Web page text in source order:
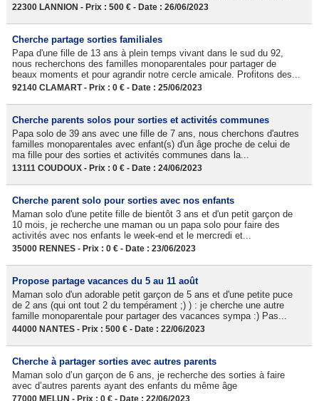
22300 LANNION - Prix : 500 € - Date : 26/06/2023
Cherche partage sorties familiales
Papa d'une fille de 13 ans à plein temps vivant dans le sud du 92,
nous recherchons des familles monoparentales pour partager de
beaux moments et pour agrandir notre cercle amicale. Profitons des...
92140 CLAMART - Prix : 0 € - Date : 25/06/2023
Cherche parents solos pour sorties et activités communes
Papa solo de 39 ans avec une fille de 7 ans, nous cherchons d'autres
familles monoparentales avec enfant(s) d'un âge proche de celui de
ma fille pour des sorties et activités communes dans la...
13111 COUDOUX - Prix : 0 € - Date : 24/06/2023
Cherche parent solo pour sorties avec nos enfants
Maman solo d'une petite fille de bientôt 3 ans et d'un petit garçon de
10 mois, je recherche une maman ou un papa solo pour faire des
activités avec nos enfants le week-end et le mercredi et...
35000 RENNES - Prix : 0 € - Date : 23/06/2023
Propose partage vacances du 5 au 11 août
Maman solo d'un adorable petit garçon de 5 ans et d'une petite puce
de 2 ans (qui ont tout 2 du tempérament ;) ) : je cherche une autre
famille monoparentale pour partager des vacances sympa :) Pas...
44000 NANTES - Prix : 500 € - Date : 22/06/2023
Cherche à partager sorties avec autres parents
Maman solo d’un garçon de 6 ans, je recherche des sorties à faire
avec d’autres parents ayant des enfants du même âge
77000 MELUN - Prix : 0 € - Date : 22/06/2023